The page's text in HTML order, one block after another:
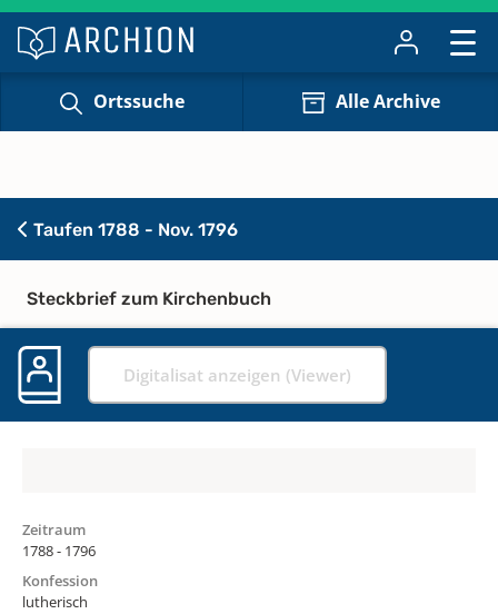
Ortssuche Alle Archive
Taufen 1788 - Nov. 1796
Steckbrief zum Kirchenbuch
Digitalisat anzeigen (Viewer)
Zeitraum
1788 - 1796
Konfession
lutherisch